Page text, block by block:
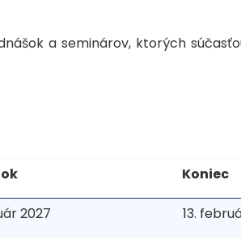
a seminárov, ktorých
Koniec
2027 13.